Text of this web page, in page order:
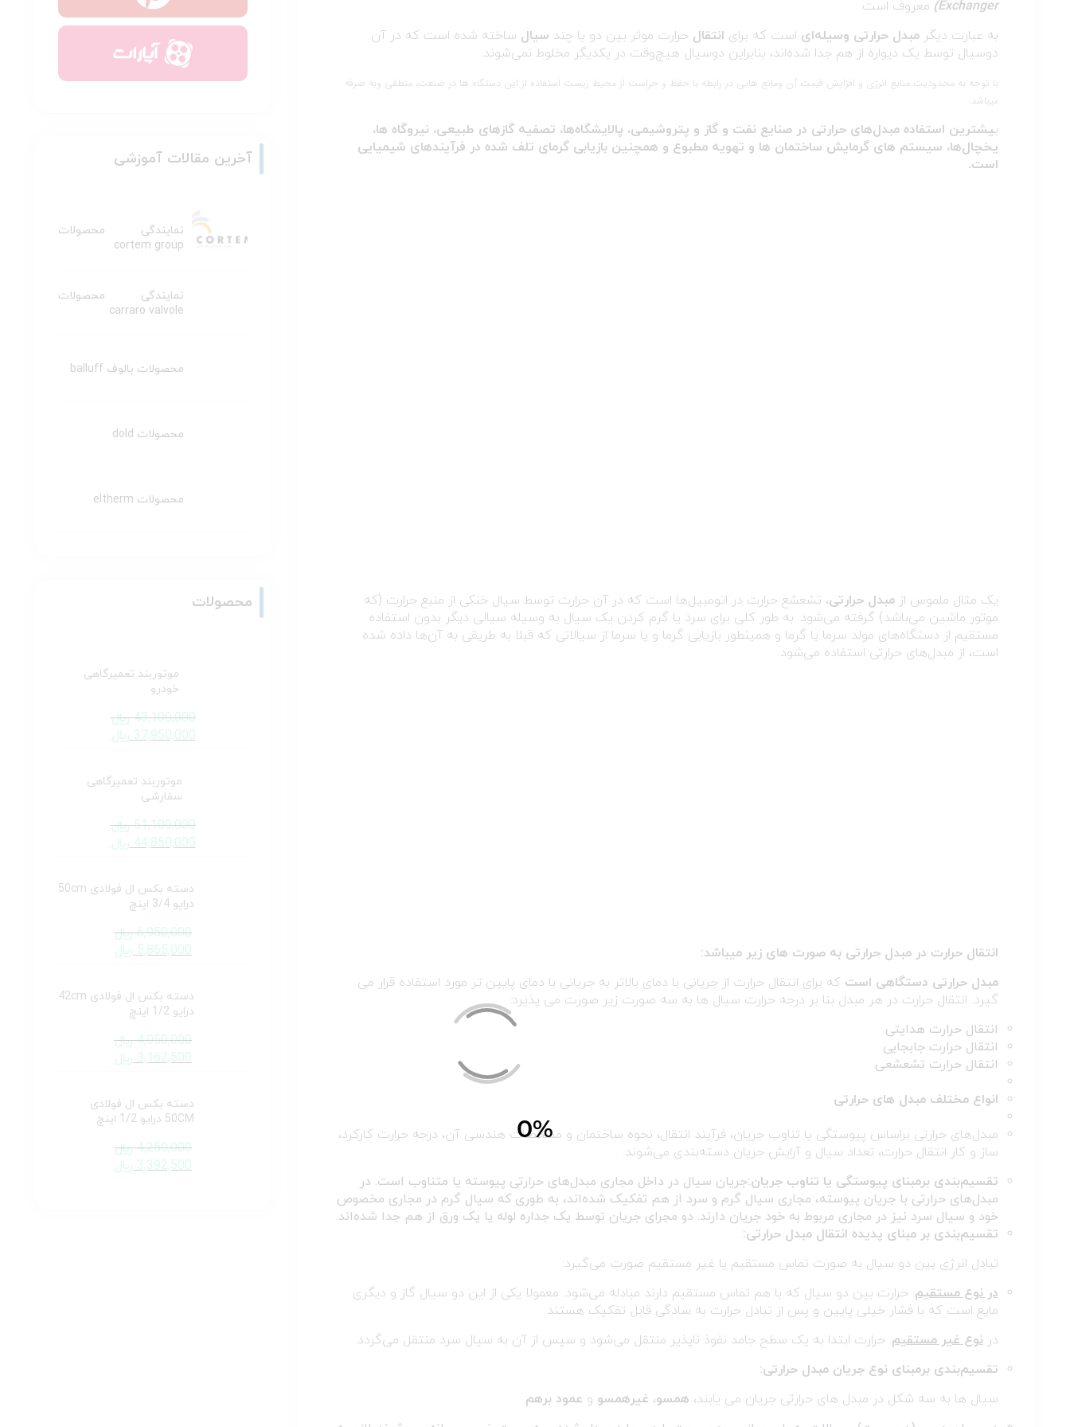
Exchanger) معروف است.
به عبارت دیگرمبدل حرارتی وسیله‌ای است که برای انتقال حرارت موثر بین دو یا چند سیال ساخته شده است که در آن
دوسیال توسط یک دیواره از هم جدا شده‌اند، بنابراین دوسیال هیچ‌وقت در یکدیگر مخلوط نمی‌شوند.
با توجه به محدودیت منابع انرژی و افزایش قیمت آن ومانع هایی در رابطه با حفظ و حراست از محیط زیست استفاده از این دستگاه ها در صنعت، منطقی وبه صرفه
میباشد.
بیشترین استفاده مبدل‌های حرارتی در صنایع نفت و گاز و پتروشیمی، پالایشگاه‌ها، تصفیه گازهای طبیعی، نیروگاه ها،
یخچال‌ها، سیستم های گرمایش ساختمان ها و تهویه مطبوع و همچنین بازیابی گرمای تلف شده در فرآیندهای شیمیایی
است.
یک مثال ملموس ازمبدل حرارتی، تشعشع حرارت در اتومبیل‌ها است که در آن حرارت توسط سیال خنکی از منبع حرارت (که
موتور ماشین می‌باشد) گرفته می‌شود. به طور کلی برای سرد یا گرم کردن یک سیال به وسیله سیالی دیگر بدون استفاده
مستقیم از دستگاه‌های مولد سرما یا گرما و همینطور بازیابی گرما و یا سرما از سیالاتی که قبلا به طریقی به آن‌ها داده شده
است، از مبدل‌های حرارتی استفاده می‌شود.
انتقال حرارت در مبدل حرارتی به صورت های زیر میباشد:
مبدل حرارتی دستگاهی است که برای انتقال حرارت از جریانی با دمای بالاتر به جریانی با دمای پایین تر مورد استفاده قرار می
گیرد. انتقال حرارت در هر مبدل بنا بر درجه حرارت سیال ها به سه صورت زیر صورت می پذیرد:
انتقال حرارت هدایتی
انتقال حرارت جابجایی
انتقال حرارت تشعشعی
انواع مختلف مبدل های حرارتی
مبدل‌های حرارتی براساس پیوستگی یا تناوب جریان، فرآیند انتقال، نحوه ساختمان و مشخصات هندسی آن، درجه حرارت کارکرد،
ساز و کار انتقال حرارت، تعداد سیال و آرایش جریان دسته‌بندی می‌شوند.
تقسیم‌بندی برمبنای پیوستگی یا تناوب جریان:جریان سیال در داخل مجاری مبدل‌های حرارتی پیوسته یا متناوب است. در
مبدل‌های حرارتی با جریان پیوسته، مجاری سیال گرم و سرد از هم تفکیک شده‌اند، به طوری که سیال گرم در مجاری مخصوص
خود و سیال سرد نیز در مجاری مربوط به خود جریان دارند. دو مجرای جریان توسط یک جداره لوله یا یک ورق از هم جدا شده‌اند.
تقسیم‌بندی بر مبنای پدیده انتقال مبدل حرارتی:
تبادل انرژی بین دو سیال به صورت تماس مستقیم یا غیر مستقیم صورت می‌گیرد:
در نوع مستقیم: حرارت بین دو سیال که با هم تماس مستقیم دارند مبادله می‌شود. معمولا یکی از این دو سیال گاز و دیگری
مایع است که با فشار خیلی پایین و پس از تبادل حرارت به سادگی قابل تفکیک هستند.
در نوع غیر مستقیم: حرارت ابتدا به یک سطح جامد نفوذ ناپذیر منتقل می‌شود و سپس از آن به سیال سرد منتقل می‌گردد.
تقسیم‌بندی برمبنای نوع جریان مبدل حرارتی:
سیال ها به سه شکل در مبدل های حرارتی جریان می یابند، همسو، غیرهمسو و عمود برهم.
آخرین مقالات آموزشی
نمایندگی محصولات
cortem group
نمایندگی محصولات
carraro valvole
محصولات بالوف balluff
محصولات dold
محصولات eltherm
محصولات
موتوربند تعمیرگاهی
خودرو
43,100,000 ﷼
37,950,000 ﷼
موتوربند تعمیرگاهی
سفارشی
51,100,000 ﷼
44,850,000 ﷼
دسته بکس ال فولادی
50cm درایو 3/4 اینچ
6,950,000 ﷼
5,865,000 ﷼
دسته بکس ال فولادی
42cm درایو 1/2 اینچ
4,050,000 ﷼
3,162,500 ﷼
دسته بکس ال فولادی
50CM درایو 1/2 اینچ
4,250,000 ﷼
3,392,500 ﷼